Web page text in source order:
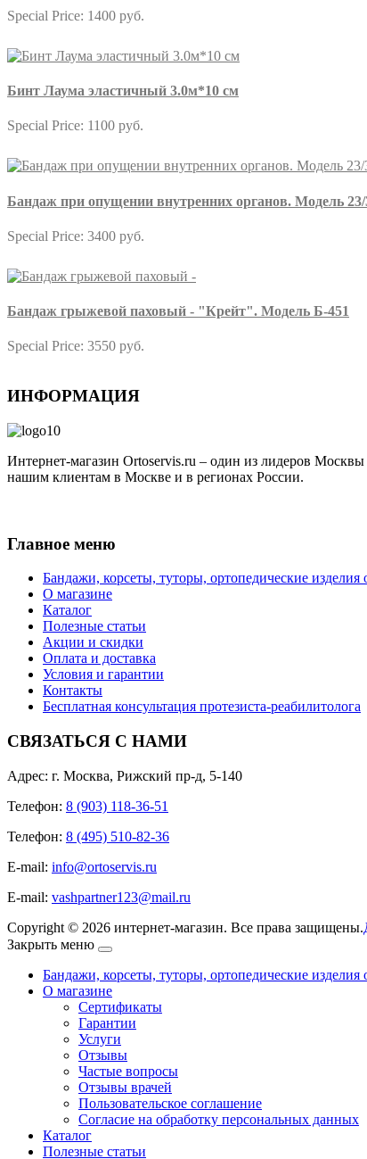
Special Price: 1400 руб.
Бинт Лаума эластичный 3.0м*10 см
Special Price: 1100 руб.
Бандаж при опущении внутренних органов. Модель 23/
Special Price: 3400 руб.
Бандаж грыжевой паховый - "Крейт". Модель Б-451
Special Price: 3550 руб.
ИНФОРМАЦИЯ
Интернет-магазин Ortoservis.ru – один из лидеров
нашим клиентам в Москве и в регионах России.
Главное меню
Бандажи, корсеты, туторы, ортопедические изделия
О магазине
Каталог
Полезные статьи
Акции и скидки
Оплата и доставка
Условия и гарантии
Контакты
Бесплатная консультация протезиста-реабилитолога
СВЯЗАТЬСЯ С НАМИ
Адрес: г. Москва, Рижский пр-д, 5-140
Телефон: 8 (903) 118-36-51
Телефон: 8 (495) 510-82-36
E-mail: info@ortoservis.ru
E-mail: vashpartner123@mail.ru
Copyright © 2026 интернет-магазин. Все права защищены.
Закрыть меню
Бандажи, корсеты, туторы, ортопедические изделия
О магазине
Сертификаты
Гарантии
Услуги
Отзывы
Частые вопросы
Отзывы врачей
Пользовательское соглашение
Согласие на обработку персональных данных
Каталог
Полезные статьи